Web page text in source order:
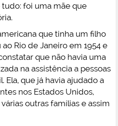
foi uma mãe que
que tinha um filho
Rio de Janeiro em 1954 e
que não havia uma
na assistência a pessoas
Ela, que já havia ajudado a
nos Estados Unidos,
outras famílias e assim